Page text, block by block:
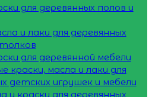
для деревянных полов и
и лаки для деревянных
для деревянной мебели
краски, масла и лаки для
детских игрушек и мебели